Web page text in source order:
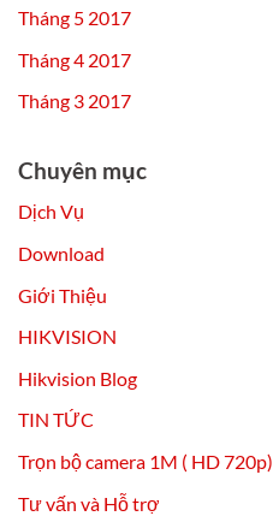
Tháng 5 2017
Tháng 4 2017
Tháng 3 2017
Chuyên mục
Dịch Vụ
Download
Giới Thiệu
HIKVISION
Hikvision Blog
TIN TỨC
Trọn bộ camera 1M ( HD 720p)
Tư vấn và Hỗ trợ